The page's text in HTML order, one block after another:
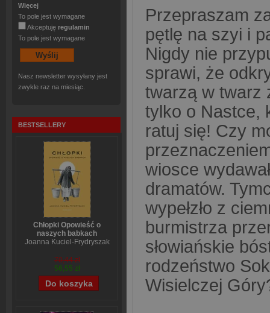
Więcej
To pole jest wymagane
Akceptuję regulamin
To pole jest wymagane
Nasz newsletter wysyłany jest
zwykle raz na miesiąc.
BESTSELLERY
Chłopki Opowieść o
naszych babkach
Joanna Kuciel-Frydryszak
70,44 zł
56,55 zł
Przepraszam
pętlę na szyi i
Nigdy nie
sprawi, że
twarzą w twarz
tylko o Nastce,
ratuj się! Czy
wiosce
dramatów.
wypełzło z
burmistrza
słowiańskie
rodzeństwo
Wisielczej